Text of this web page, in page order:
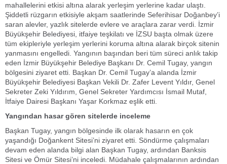
mahallelerini etkisi altına alarak yerleşim yerlerine kadar ulaştı.
Şiddetli rüzgarın etkisiyle akşam saatlerinde Seferihisar Doğanbey’i
saran alevler, yazlık sitelerde evlere ve araçlara zarar verdi. İzmir
Büyükşehir Belediyesi, itfaiye teşkilatı ve İZSU başta olmak üzere
tüm ekipleriyle yerleşim yerlerini koruma altına alarak birçok sitenin
yanmasını engelledi. Yangının başından beri tüm süreci anlık takip
eden İzmir Büyükşehir Belediye Başkanı Dr. Cemil Tugay, yangın
bölgesini ziyaret etti. Başkan Dr. Cemil Tugay’a alanda İzmir
Büyükşehir Belediyesi Başkan Vekili Dr. Zafer Levent Yıldır, Genel
Sekreter Zeki Yıldırım, Genel Sekreter Yardımcısı İsmail Mutaf,
İtfaiye Dairesi Başkanı Yaşar Korkmaz eşlik etti.
Yangından hasar gören sitelerde inceleme
Başkan Tugay, yangın bölgesinde ilk olarak hasarın en çok
yaşandığı Doğankent Sitesi’ni ziyaret etti. Söndürme çalışmaları
devam eden alanda bilgi alan Başkan Tugay, ardından Banksis
Sitesi ve Ömür Sitesi’ni inceledi. Müdahale çalışmalarının ardından